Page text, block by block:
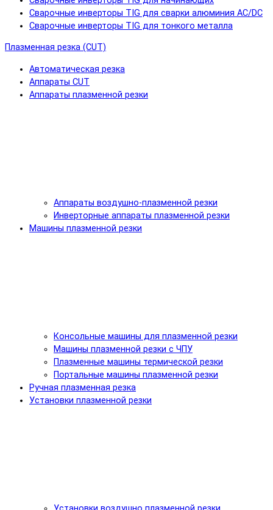
Сварочные инверторы TIG для сварки алюминия AC/DC
Сварочные инверторы TIG для тонкого металла
Плазменная резка (CUT)
Автоматическая резка
Аппараты CUT
Аппараты плазменной резки
Аппараты воздушно-плазменной резки
Инверторные аппараты плазменной резки
Машины плазменной резки
Консольные машины для плазменной резки
Машины плазменной резки с ЧПУ
Плазменные машины термической резки
Портальные машины плазменной резки
Ручная плазменная резка
Установки плазменной резки